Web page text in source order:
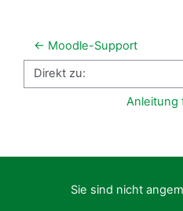
← Moodle-Support
Direkt zu:
Sie sind nicht